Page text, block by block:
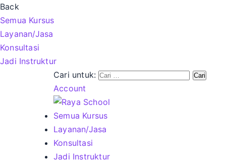
Back
Semua Kursus
Layanan/Jasa
Konsultasi
Jadi Instruktur
Cari untuk:
Account
Semua Kursus
Layanan/Jasa
Konsultasi
Jadi Instruktur